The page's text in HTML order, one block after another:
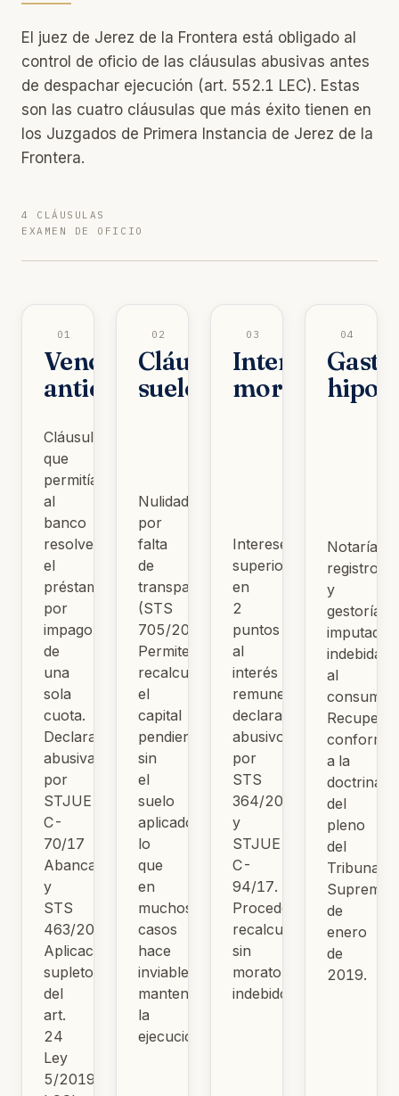
El juez de Jerez de la Frontera está obligado al
control de oficio de las cláusulas abusivas antes
de despachar ejecución (art. 552.1 LEC). Estas
son las cuatro cláusulas que más éxito tienen en
los Juzgados de Primera Instancia de Jerez de la
Frontera.
4 CLÁUSULAS
EXAMEN DE OFICIO
01
Vencimiento
anticipado
Cláusula
que
permitía
al
banco
resolver
el
préstamo
por
impago
de
una
sola
cuota.
Declarada
abusiva
por
STJUE
C-
70/17
Abanca
y
STS
463/2019.
Aplicación
supletoria
del
art.
24
Ley
5/2019
02
Cláusula
suelo
Nulidad
por
falta
de
transparencia
(STS
705/2015).
Permite
recalcular
el
capital
pendiente
sin
el
suelo
aplicado,
lo
que
en
muchos
casos
hace
inviable
mantener
la
ejecución.
03
Intereses
moratorios
Intereses
superiores
en
2
puntos
al
interés
remuneratorio
declarados
abusivos
por
STS
364/2016
y
STJUE
C-
94/17.
Procede
recalcular
sin
moratorios
indebidos.
04
Notaría,
registro
y
gestoría
imputados
al
conforme
a la
doctrina
del
pleno
del
Tribunal
Supremo
de
enero
de
2019.